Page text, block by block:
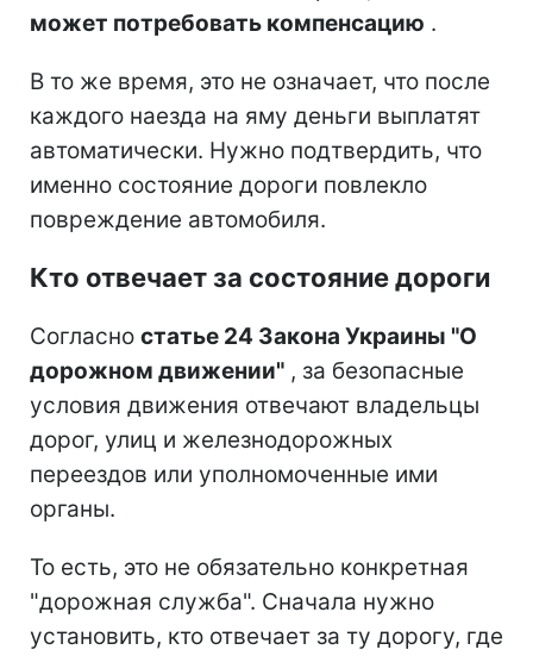
может потребовать компенсацию .
В то же время, это не означает, что после
каждого наезда на яму деньги выплатят
автоматически. Нужно подтвердить, что
именно состояние дороги повлекло
повреждение автомобиля.
Кто отвечает за состояние дороги
Согласно статье 24 Закона Украины "О
дорожном движении" , за безопасные
условия движения отвечают владельцы
дорог, улиц и железнодорожных
переездов или уполномоченные ими
органы.
То есть, это не обязательно конкретная
"дорожная служба". Сначала нужно
установить, кто отвечает за ту дорогу, где